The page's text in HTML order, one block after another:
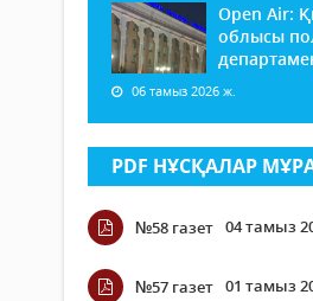
Open Air:
облысы
06 тамыз 2026 ж.
PDF НҰСҚАЛАР
№58 газет 04 тамыз
№57 газет 01 тамыз